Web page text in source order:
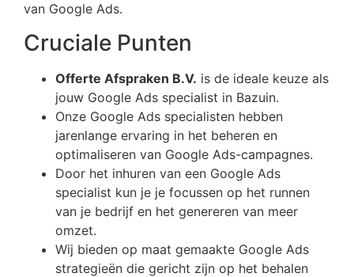
van Google Ads.
Cruciale Punten
Offerte Afspraken B.V. is de ideale keuze als
jouw Google Ads specialist in Bazuin.
Onze Google Ads specialisten hebben
jarenlange ervaring in het beheren en
optimaliseren van Google Ads-campagnes.
Door het inhuren van een Google Ads
specialist kun je je focussen op het runnen
van je bedrijf en het genereren van meer
omzet.
Wij bieden op maat gemaakte Google Ads
strategieën die gericht zijn op het behalen